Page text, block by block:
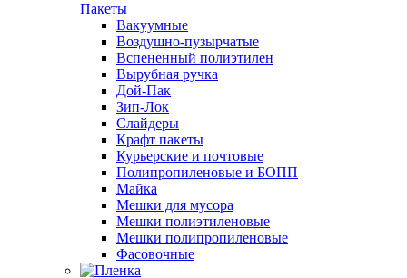
Пакеты
Вакуумные
Воздушно-пузырчатые
Вспененный полиэтилен
Вырубная ручка
Дой-Пак
Зип-Лок
Слайдеры
Крафт пакеты
Курьерские и почтовые
Полипропиленовые и БОПП
Майка
Мешки для мусора
Мешки полиэтиленовые
Мешки полипропиленовые
Фасовочные